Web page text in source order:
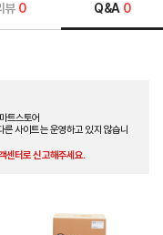
뷰 0 Q&A 0
트스토어
사이트는 운영하고 있지 않습니
센터로 신고해주세요.